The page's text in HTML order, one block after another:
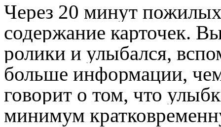
Через 20 минут
содержание карточек.
ролики и улыбался,
больше информации,
говорит о том, что
минимум